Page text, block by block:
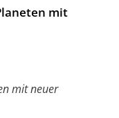
mit
mit neuer